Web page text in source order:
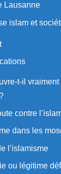
Lausanne
islam et
t-il
contre
dans les
l’islamisme
ou légitime